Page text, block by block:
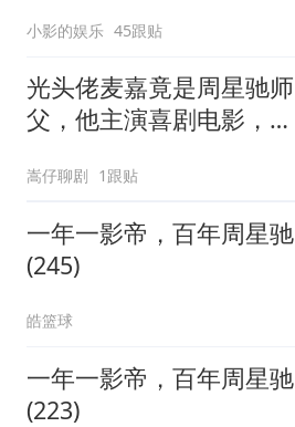
小影的娱乐 45跟贴
光头佬麦嘉竟是周星驰师
父，他主演喜剧电影，承
嵩仔聊剧 1跟贴
一年一影帝，百年周星驰
(245)
皓篮球
一年一影帝，百年周星驰
(223)